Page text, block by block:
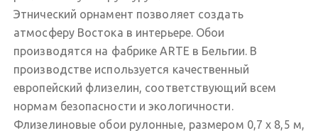
Этнический орнамент позволяет создать
атмосферу Востока в интерьере. Обои
производятся на фабрике ARTE в Бельгии. В
производстве используется качественный
европейский флизелин, соответствующий всем
нормам безопасности и экологичности.
Флизелиновые обои рулонные, размером 0,7 х 8,5 м,